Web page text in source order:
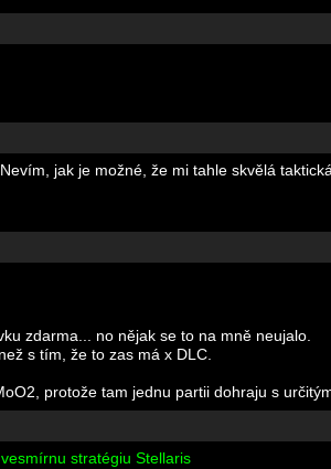
jak je možné, že mi tahle skvělá
zdarma... no nějak se to na mně neujalo.
s tím, že to zas má x DLC.
protože tam jednu partii dohraju s
stratégiu Stellaris